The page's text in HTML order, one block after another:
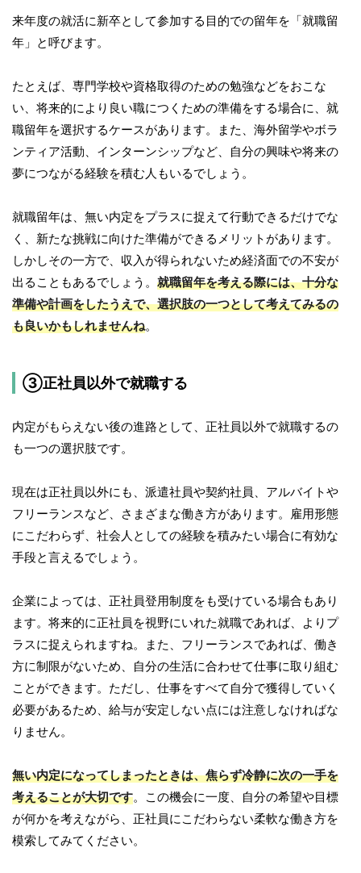
来年度の就活に新卒として参加する目的での留年を「就職留
年」と呼びます。
たとえば、専門学校や資格取得のための勉強などをおこな
い、将来的により良い職につくための準備をする場合に、就
職留年を選択するケースがあります。また、海外留学やボラ
ンティア活動、インターンシップなど、自分の興味や将来の
夢につながる経験を積む人もいるでしょう。
就職留年は、無い内定をプラスに捉えて行動できるだけでな
く、新たな挑戦に向けた準備ができるメリットがあります。
しかしその一方で、収入が得られないため経済面での不安が
出ることもあるでしょう。 就職留年を考える際には、十分な
準備や計画をしたうえで、選択肢の一つとして考えてみるの
も良いかもしれませんね。
③正社員以外で就職する
内定がもらえない後の進路として、正社員以外で就職するの
も一つの選択肢です。
現在は正社員以外にも、派遣社員や契約社員、アルバイトや
フリーランスなど、さまざまな働き方があります。雇用形態
にこだわらず、社会人としての経験を積みたい場合に有効な
手段と言えるでしょう。
企業によっては、正社員登用制度をも受けている場合もあり
ます。将来的に正社員を視野にいれた就職であれば、よりプ
ラスに捉えられますね。また、フリーランスであれば、働き
方に制限がないため、自分の生活に合わせて仕事に取り組む
ことができます。ただし、仕事をすべて自分で獲得していく
必要があるため、給与が安定しない点には注意しなければな
りません。
無い内定になってしまったときは、焦らず冷静に次の一手を
考えることが大切です。この機会に一度、自分の希望や目標
が何かを考えながら、正社員にこだわらない柔軟な働き方を
模索してみてください。